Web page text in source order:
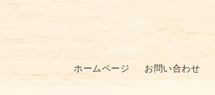
ホームページ お問い合わせ